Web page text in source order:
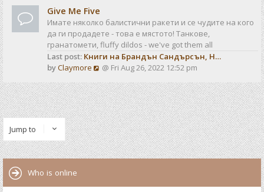
tt
e
s
t
p
o
s
t
w
t
h
e
l
a
t
e
s
t
p
o
s
t
Give Me Five
Имате няколко балистични ракети и се чудите на кого
да ги продадете - това е мястото! Танкове,
гранатомети, fluffy dildos - we've got them all
Last post: Книги на Брандън Сандърсън, Н…
byClaymore
V
e
w
t
h
e
l
a
s
@ Fri Aug 26, 2022 12:52 pm
Jump to
Who is online